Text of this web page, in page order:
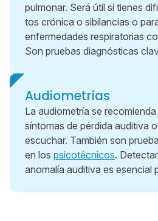
pulmonar. Será útil si tienes
tos crónica o sibilancias o
enfermedades respiratorias
Son pruebas diagnósticas
Audiometrías
La audiometría se
síntomas de pérdida auditiva
escuchar. También son
en los psicotécnicos.
anomalía auditiva es esencial